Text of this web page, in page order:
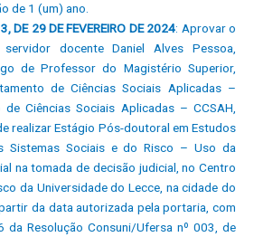
de 1 (um) ano.
DE 29 DE FEVEREIRO DE 2024: Aprovar o
docente Daniel Alves Pessoa,
de Professor do Magistério Superior,
de Ciências Sociais Aplicadas –
de Ciências Sociais Aplicadas – CCSAH,
realizar Estágio Pós-doutoral em Estudos
Sistemas Sociais e do Risco – Uso da
na tomada de decisão judicial, no Centro
da Universidade do Lecce, na cidade do
da data autorizada pela portaria, com
da Resolução Consuni/Ufersa nº 003, de